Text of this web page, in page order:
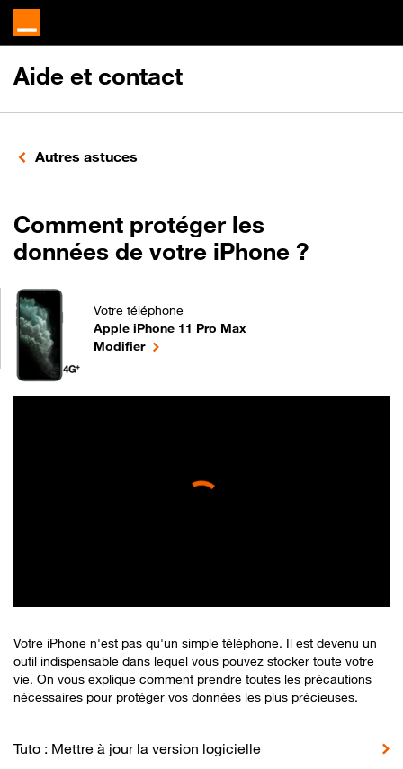
Aide et contact
Autres astuces
Comment protéger les
données de votre iPhone ?
Votre téléphone
Apple iPhone 11 Pro Max
Comment protéger les données de votre iPhone ?
Modifierle téléphone sélectionné
Votre iPhone n'est pas qu'un simple téléphone. Il est devenu un
outil indispensable dans lequel vous pouvez stocker toute votre
vie. On vous explique comment prendre toutes les précautions
nécessaires pour protéger vos données les plus précieuses.
Tuto : Mettre à jour la version logicielle